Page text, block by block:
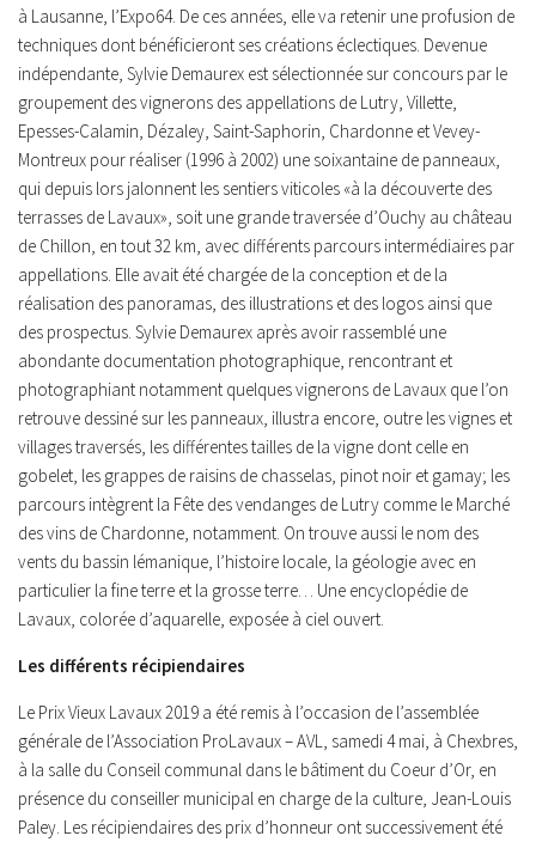
à Lausanne, l’Expo64. De ces années, elle va retenir une profusion de
techniques dont bénéficieront ses créations éclectiques. Devenue
indépendante, Sylvie Demaurex est sélectionnée sur concours par le
groupement des vignerons des appellations de Lutry, Villette,
Epesses-Calamin, Dézaley, Saint-Saphorin, Chardonne et Vevey-
Montreux pour réaliser (1996 à 2002) une soixantaine de panneaux,
qui depuis lors jalonnent les sentiers viticoles «à la découverte des
terrasses de Lavaux», soit une grande traversée d’Ouchy au château
de Chillon, en tout 32 km, avec différents parcours intermédiaires par
appellations. Elle avait été chargée de la conception et de la
réalisation des panoramas, des illustrations et des logos ainsi que
des prospectus. Sylvie Demaurex après avoir rassemblé une
abondante documentation photographique, rencontrant et
photographiant notamment quelques vignerons de Lavaux que l’on
retrouve dessiné sur les panneaux, illustra encore, outre les vignes et
villages traversés, les différentes tailles de la vigne dont celle en
gobelet, les grappes de raisins de chasselas, pinot noir et gamay; les
parcours intègrent la Fête des vendanges de Lutry comme le Marché
des vins de Chardonne, notamment. On trouve aussi le nom des
vents du bassin lémanique, l’histoire locale, la géologie avec en
particulier la fine terre et la grosse terre… Une encyclopédie de
Lavaux, colorée d’aquarelle, exposée à ciel ouvert.
Les différents récipiendaires
Le Prix Vieux Lavaux 2019 a été remis à l’occasion de l’assemblée
générale de l’Association ProLavaux – AVL, samedi 4 mai, à Chexbres,
à la salle du Conseil communal dans le bâtiment du Coeur d’Or, en
présence du conseiller municipal en charge de la culture, Jean-Louis
Paley. Les récipiendaires des prix d’honneur ont successivement été